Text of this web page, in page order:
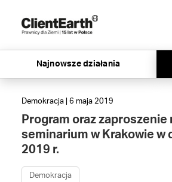
Najnowsze działania
Demokracja | 6 maja 2019
Program oraz zaproszenie
seminarium w Krakowie w
2019 r.
Demokracja